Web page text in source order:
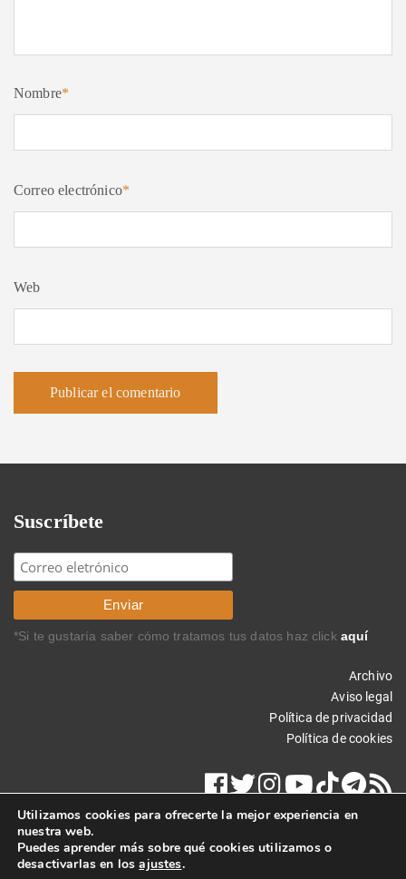
Nombre*
Correo electrónico*
Web
Suscríbete
*Si te gustaría saber cómo tratamos tus datos haz click aquí
Archivo
Aviso legal
Política de privacidad
Política de cookies
Copyright © 2015 Carlos Rodríguez Braun. Todos los derechos
Utilizamos cookies para ofrecerte la mejor experiencia en
nuestra web.
Puedes aprender más sobre qué cookies utilizamos o
desactivarlas en losajustes.